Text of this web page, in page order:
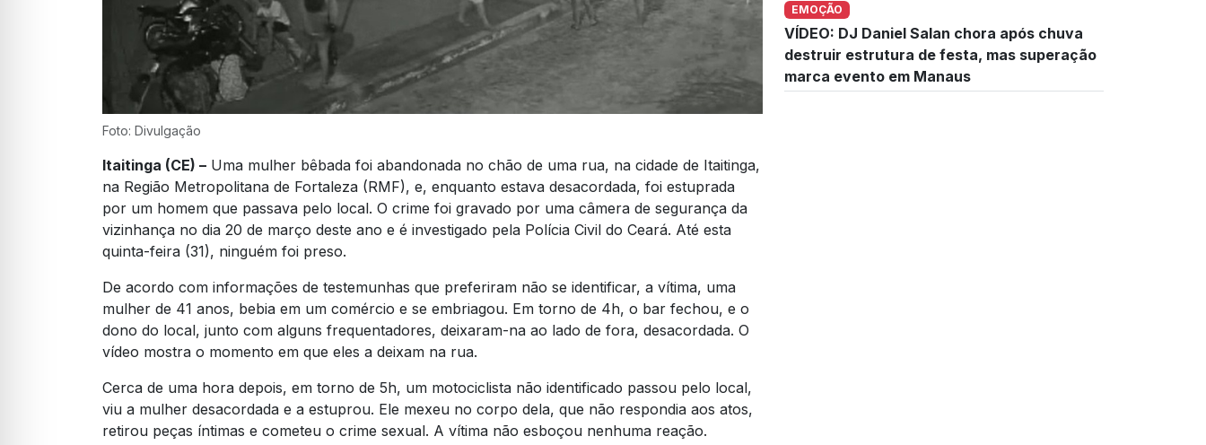
Foto: Divulgação
Itaitinga (CE) – Uma mulher bêbada foi abandonada no chão de uma rua, na cidade de Itaitinga,
na Região Metropolitana de Fortaleza (RMF), e, enquanto estava desacordada, foi estuprada
por um homem que passava pelo local. O crime foi gravado por uma câmera de segurança da
vizinhança no dia 20 de março deste ano e é investigado pela Polícia Civil do Ceará. Até esta
quinta-feira (31), ninguém foi preso.
De acordo com informações de testemunhas que preferiram não se identificar, a vítima, uma
mulher de 41 anos, bebia em um comércio e se embriagou. Em torno de 4h, o bar fechou, e o
dono do local, junto com alguns frequentadores, deixaram-na ao lado de fora, desacordada. O
vídeo mostra o momento em que eles a deixam na rua.
Cerca de uma hora depois, em torno de 5h, um motociclista não identificado passou pelo local,
viu a mulher desacordada e a estuprou. Ele mexeu no corpo dela, que não respondia aos atos,
retirou peças íntimas e cometeu o crime sexual. A vítima não esboçou nenhuma reação.
EMOÇÃO
VÍDEO: DJ Daniel Salan chora após chuva
destruir estrutura de festa, mas superação
marca evento em Manaus